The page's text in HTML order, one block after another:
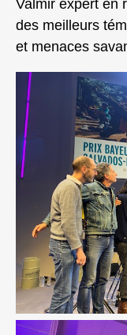
Valmir expert en
des meilleurs
et menaces